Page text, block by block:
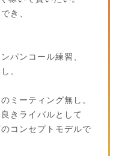
き、
パンコール練習、
。
ミーティング無し。
きライバルとして
コンセプトモデルで